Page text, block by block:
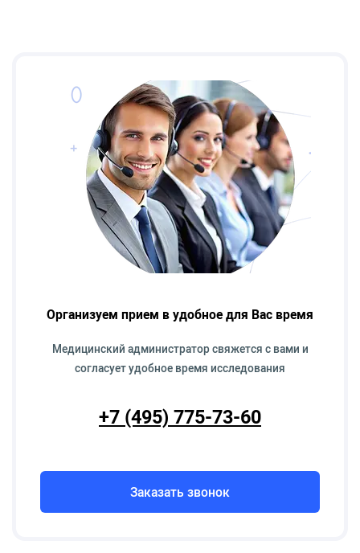
Организуем прием в удобное для Вас время
Медицинский администратор свяжется с вами и
согласует удобное время исследования
+7 (495) 775-73-60
Заказать звонок